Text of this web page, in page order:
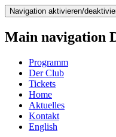
Direkt
zum
Inhalt
Navigation aktivieren/
Main navigation
Programm
Der Club
Tickets
Home
Aktuelles
Kontakt
English